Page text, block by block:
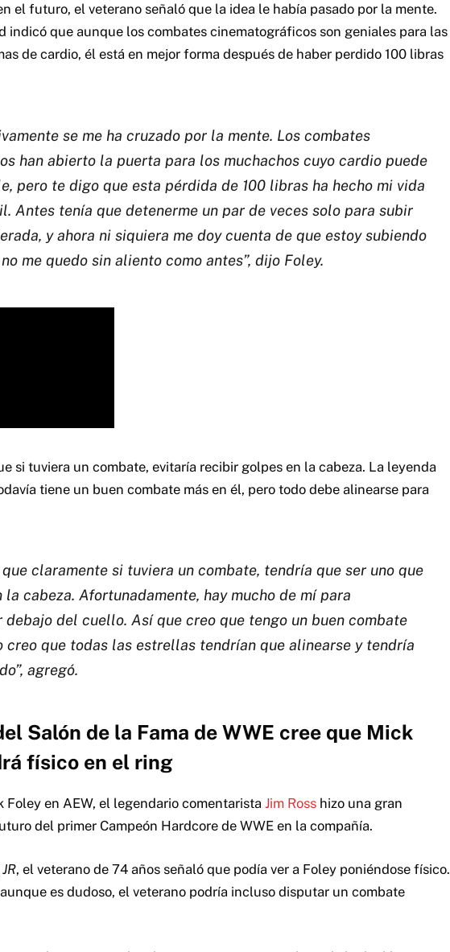
el futuro, el veterano señaló que la idea le había pasado por la mente.
indicó que aunque los combates cinematográficos son geniales para las
de cardio, él está en mejor forma después de haber perdido 100 libras
se me ha cruzado por la mente. Los combates
han abierto la puerta para los muchachos cuyo cardio puede
pero te digo que esta pérdida de 100 libras ha hecho mi vida
Antes tenía que detenerme un par de veces solo para subir
y ahora ni siquiera me doy cuenta de que estoy subiendo
me quedo sin aliento como antes”, dijo Foley.
si tuviera un combate, evitaría recibir golpes en la cabeza. La leyenda
tiene un buen combate más en él, pero todo debe alinearse para
que claramente si tuviera un combate, tendría que ser uno que
la cabeza. Afortunadamente, hay mucho de mí para
del cuello. Así que creo que tengo un buen combate
creo que todas las estrellas tendrían que alinearse y tendría
agregó.
Salón de la Fama de WWE cree que Mick
físico en el ring
Foley en AEW, el legendario comentarista Jim Ross hizo una gran
del primer Campeón Hardcore de WWE en la compañía.
, el veterano de 74 años señaló que podía ver a Foley poniéndose físico.
es dudoso, el veterano podría incluso disputar un combate